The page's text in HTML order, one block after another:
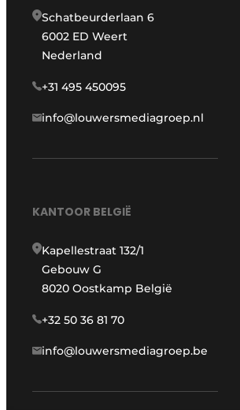
Schatbeurderlaan 6
6002 ED Weert
Nederland
+31 495 450095
info@louwersmediagroep.nl
KANTOOR BELGIË
Kapellestraat 132/1
Gebouw G
8020 Oostkamp België
+32 50 36 81 70
info@louwersmediagroep.be